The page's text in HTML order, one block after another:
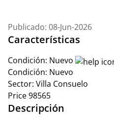
Publicado: 08-Jun-2026
Características
Condición: Nuevo
Condición: Nuevo
Sector: Villa Consuelo
Price98565
Descripción